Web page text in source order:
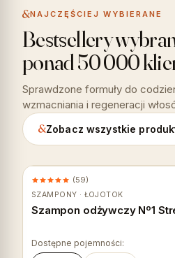
NAJCZĘŚCIEJ WYBIERANE
Bestsellery
ponad 50 000
Sprawdzone formuły do
wzmacniania i regeneracji
Zobacz wszystkie
NA WYPADANIE
SZAMPONY · ŁOJOTOK
Szampon odżywczy Nº1
(59)
Dostępne pojemności: